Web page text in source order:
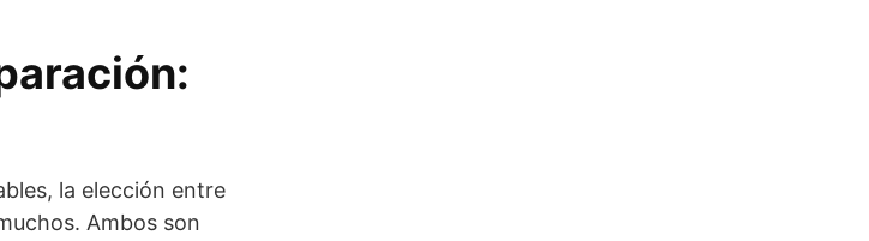
la elección entre
Ambos son